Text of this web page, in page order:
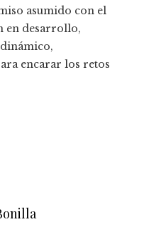
asumido con el
en desarrollo,
encarar los retos